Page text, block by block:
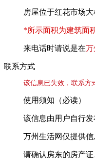
房屋位于红花市场
*所示面积为建筑面
来电话时请说是在万
联系方式
该信息已失效，联系方
使用须知（必读）
该信息由用户自行
万州生活网仅提供
请确认房东的房产